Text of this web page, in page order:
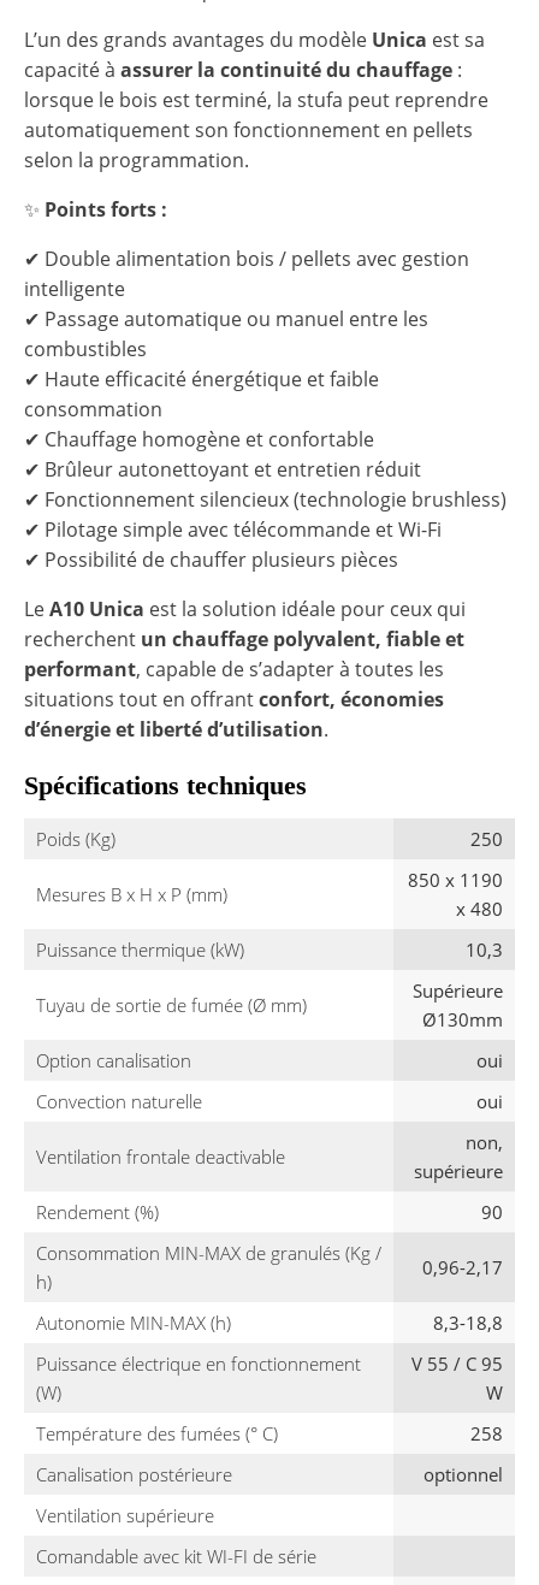
L’un des grands avantages du modèle Unica est sa
capacité à assurer la continuité du chauffage :
lorsque le bois est terminé, la stufa peut reprendre
automatiquement son fonctionnement en pellets
selon la programmation.
✨ Points forts :
✔ Double alimentation bois / pellets avec gestion
intelligente
✔ Passage automatique ou manuel entre les
combustibles
✔ Haute efficacité énergétique et faible
consommation
✔ Chauffage homogène et confortable
✔ Brûleur autonettoyant et entretien réduit
✔ Fonctionnement silencieux (technologie brushless)
✔ Pilotage simple avec télécommande et Wi-Fi
✔ Possibilité de chauffer plusieurs pièces
LeA10 Unica est la solution idéale pour ceux qui
recherchent un chauffage polyvalent, fiable et
performant, capable de s’adapter à toutes les
situations tout en offrantconfort, économies
d’énergie et liberté d’utilisation.
Spécifications techniques
Poids (Kg) 250
Mesures B x H x P (mm)
850 x 1190
x 480
Puissance thermique (kW)
10,3
Tuyau de sortie de fumée (Ø mm)
Supérieure
Ø130mm
Option canalisation
oui
Convection naturelle
oui
Ventilation frontale deactivable
non,
supérieure
Rendement (%)
90
Consommation MIN-MAX de granulés (Kg /
h)
0,96-2,17
Autonomie MIN-MAX (h)
8,3-18,8
Puissance électrique en fonctionnement
(W)
V 55 / C 95
W
Température des fumées (° C)
258
Canalisation postérieure
optionnel
Ventilation supérieure
Comandable avec kit WI-FI de série